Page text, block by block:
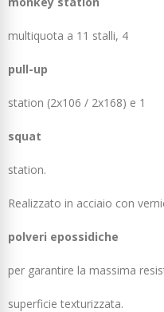
multiquota a 11 stalli, 4
pull-up
station (2x106 / 2x168) e 1
squat
station.
Realizzato in acciaio con
polveri epossidiche
per garantire la massima
superficie texturizzata.